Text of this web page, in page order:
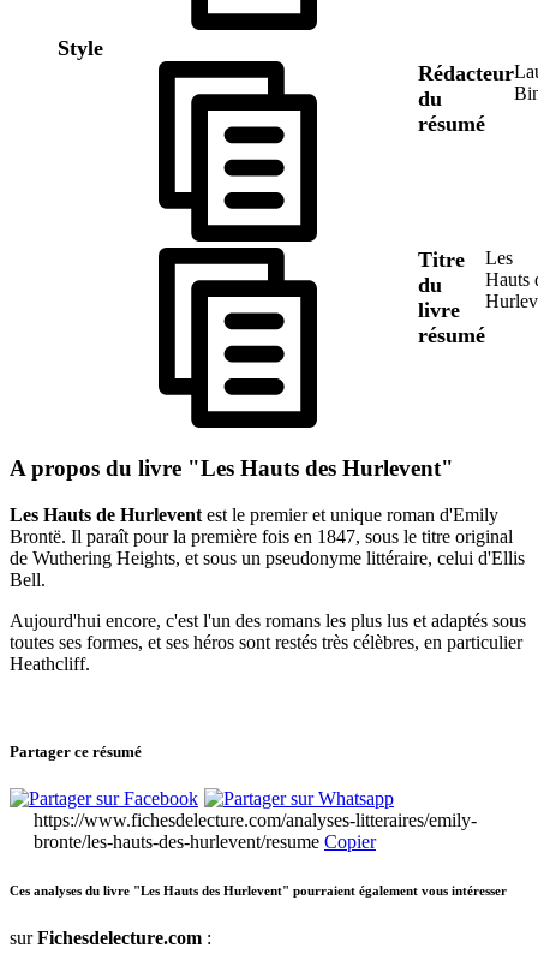
Style
Rédacteur
du
résumé
Titre
du
livre
résumé
Les
Hauts
A propos du livre "Les Hauts des Hurlevent"
Les Hauts de Hurlevent est le premier et unique roman d'Emily
Brontë. Il paraît pour la première fois en 1847, sous le titre original
de Wuthering Heights, et sous un pseudonyme littéraire, celui d'Ellis
Bell.
Aujourd'hui encore, c'est l'un des romans les plus lus et adaptés sous
toutes ses formes, et ses héros sont restés très célèbres, en particulier
Heathcliff.
Partager ce résumé
https://www.fichesdelecture.com/analyses-litteraires/emily-
bronte/les-hauts-des-hurlevent/resume Copier
Ces analyses du livre "Les Hauts des Hurlevent" pourraient également vous intéresser
surFichesdelecture.com :